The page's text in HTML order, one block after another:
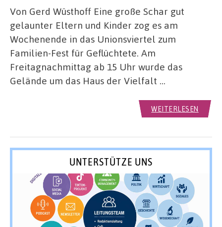
Von Gerd Wüsthoff Eine große Schar gut
gelaunter Eltern und Kinder zog es am
Wochenende in das Unionsviertel zum
Familien-Fest für Geflüchtete. Am
Freitagnachmittag ab 15 Uhr wurde das
Gelände um das Haus der Vielfalt …
WEITERLESEN
UNTERSTÜTZE UNS